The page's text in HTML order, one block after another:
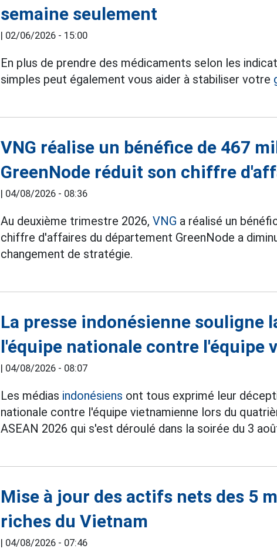
semaine seulement
| 02/06/2026 - 15:00
En plus de prendre des médicaments selon les
simples peut également vous aider à stabiliser votre
VNG réalise un bénéfice de 467
GreenNode réduit son chiffre
| 04/08/2026 - 08:36
Au deuxième trimestre 2026,VNG a réalisé un
chiffre d'affaires du département GreenNode a
changement de stratégie.
La presse indonésienne souligne
l'équipe nationale contre l'équipe
| 04/08/2026 - 08:07
Les médias indonésiens ont tous exprimé leur
nationale contre l'équipe vietnamienne lors du
ASEAN 2026 qui s'est déroulé dans la soirée du 3
Mise à jour des actifs nets des 5
riches du Vietnam
| 04/08/2026 - 07:46